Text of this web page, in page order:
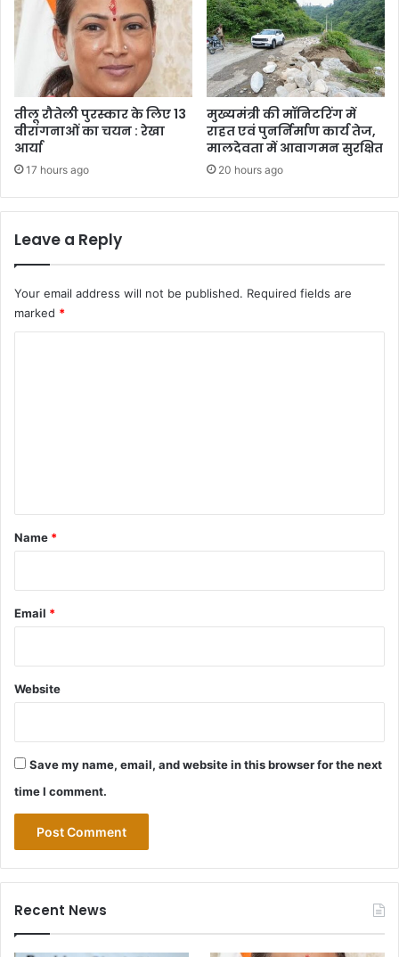
तीलू रौतेली पुरस्कार के लिए 13
वीरांगनाओं का चयन : रेखा
आर्या
17 hours ago
मुख्यमंत्री की मॉनिटरिंग में
राहत एवं पुनर्निर्माण कार्य तेज,
मालदेवता में आवागमन सुरक्षित
20 hours ago
Leave a Reply
Your email address will not be published. Required fields are
marked *
*
Name *
Email *
Website
Save my name, email, and website in this browser for the next
time I comment.
Recent News